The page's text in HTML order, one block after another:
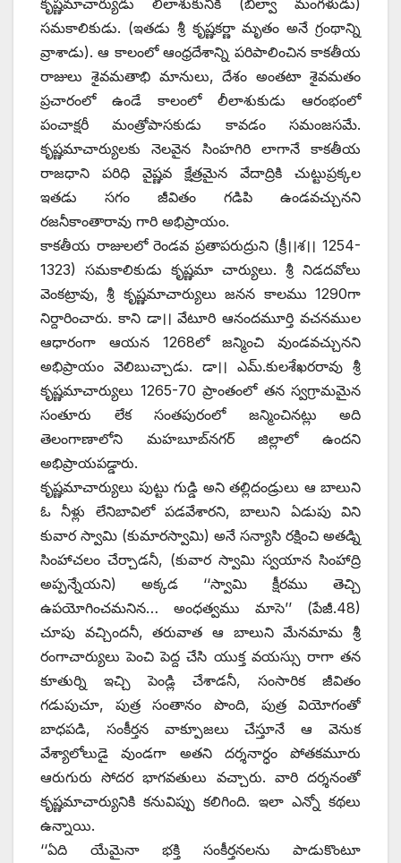
కృష్ణమాచార్యుడు లీలాశుకునికి (బిల్వా మంగళుడు)
సమకాలికుడు. (ఇతడు శ్రీ కృష్ణకర్ణా మృతం అనే గ్రంథాన్ని
వ్రాశాడు). ఆ కాలంలో ఆంధ్రదేశాన్ని పరిపాలించిన కాకతీయ
రాజులు శైవమతాభి మానులు, దేశం అంతటా శైవమతం
ప్రచారంలో ఉండే కాలంలో లీలాశుకుడు ఆరంభంలో
పంచాక్షరీ మంత్రోపాసకుడు కావడం సమంజసమే.
కృష్ణమాచార్యులకు నెలవైన సింహగిరి లాగానే కాకతీయ
రాజధాని పరిధి వైష్ణవ క్షేత్రమైన వేదాద్రికి చుట్టుప్రక్కల
ఇతడు సగం జీవితం గడిపి ఉండవచ్చునని
రజనీకాంతారావు గారి అభిప్రాయం.
కాకతీయ రాజులలో రెండవ ప్రతాపరుద్రుని (క్రీ।।శ।। 1254-
1323) సమకాలికుడు కృష్ణమా చార్యులు. శ్రీ నిడదవోలు
వెంకట్రావు, శ్రీ కృష్ణమాచార్యులు జనన కాలము 1290గా
నిర్దారించారు. కాని డా।। వేటూరి ఆనందమూర్తి వచనముల
ఆధారంగా ఆయన 1268లో జన్మించి వుండవచ్చునని
అభిప్రాయం వెలిబుచ్చాడు. డా।। ఎమ్‌.‌కులశేఖరరావు శ్రీ
కృష్ణమాచార్యులు 1265-70 ప్రాంతంలో తన స్వగ్రామమైన
సంతూరు లేక సంతపురంలో జన్మించినట్లు అది
తెలంగాణాలోని మహబూబ్‌నగర్‌ ‌జిల్లాలో ఉందని
అభిప్రాయపడ్డారు.
కృష్ణమాచార్యులు పుట్టు గుడ్డి అని తల్లిదండ్రులు ఆ బాలుని
ఓ నీళ్లు లేనిబావిలో పడవేశారని, బాలుని ఏడుపు విని
కువార స్వామి (కుమారస్వామి) అనే సన్యాసి రక్షించి అతడ్ని
సింహాచలం చేర్చాడనీ, (కువార స్వామి స్వయాన సింహాద్రి
అప్పన్నేయని) అక్కడ ‘‘స్వామి క్షీరము తెచ్చి
ఉపయోగించమనిన… అంధత్వము మాసె’’ (పేజీ.48)
చూపు వచ్చిందనీ, తరువాత ఆ బాలుని మేనమామ శ్రీ
రంగాచార్యులు పెంచి పెద్ద చేసి యుక్త వయస్సు రాగా తన
కూతుర్ని ఇచ్చి పెండ్లి చేశాడనీ, సంసారిక జీవితం
గడుపుచూ, పుత్ర సంతానం పొంది, పుత్ర వియోగంతో
బాధపడి, సంకీర్తన వాక్పూజలు చేస్తూనే ఆ వెనుక
వేశ్యాలోలుడై వుండగా అతని దర్శనార్ధం పోతకమూరు
ఆరుగురు సోదర భాగవతులు వచ్చారు. వారి దర్శనంతో
కృష్ణమాచార్యునికి కనువిప్పు కలిగింది. ఇలా ఎన్నో కథలు
ఉన్నాయి.
‘‘ఏది యేమైనా భక్తి సంకీర్తనలను పాడుకొంటూ